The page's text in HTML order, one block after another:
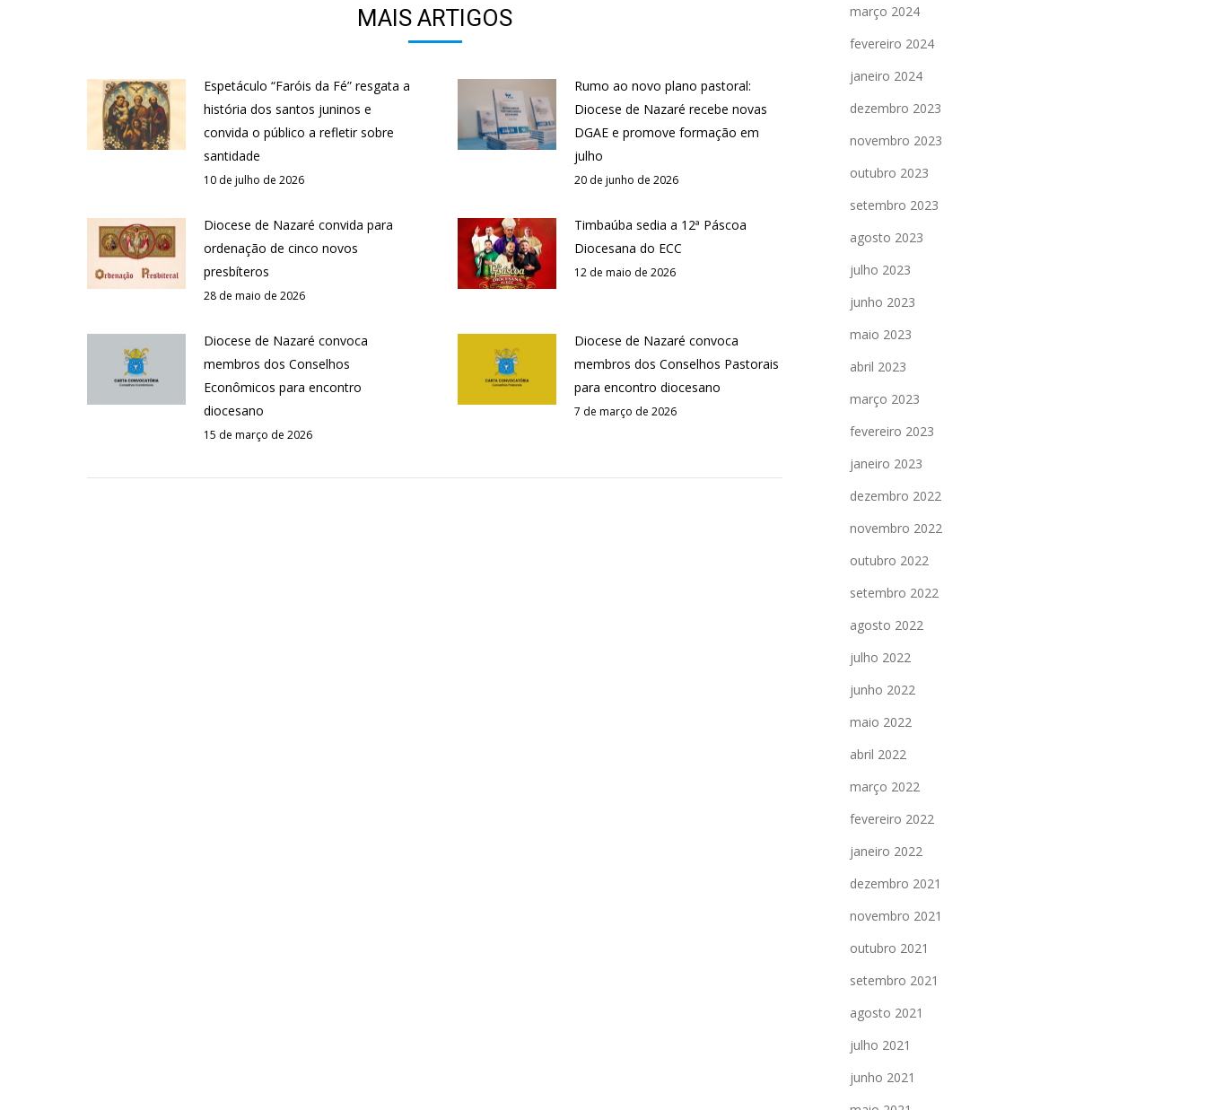
MAIS ARTIGOS
Espetáculo “Faróis da Fé” resgata a
história dos santos juninos e
convida o público a refletir sobre
santidade
10 de julho de 2026
Rumo ao novo plano pastoral:
Diocese de Nazaré recebe novas
DGAE e promove formação em
julho
20 de junho de 2026
Diocese de Nazaré convida para
ordenação de cinco novos
presbíteros
28 de maio de 2026
Timbaúba sedia a 12ª Páscoa
Diocesana do ECC
12 de maio de 2026
Diocese de Nazaré convoca
membros dos Conselhos
Econômicos para encontro
diocesano
15 de março de 2026
Diocese de Nazaré convoca
membros dos Conselhos Pastorais
para encontro diocesano
7 de março de 2026
março 2024
fevereiro 2024
janeiro 2024
dezembro 2023
novembro 2023
outubro 2023
setembro 2023
agosto 2023
julho 2023
junho 2023
maio 2023
abril 2023
março 2023
fevereiro 2023
janeiro 2023
dezembro 2022
novembro 2022
outubro 2022
setembro 2022
agosto 2022
julho 2022
junho 2022
maio 2022
abril 2022
março 2022
fevereiro 2022
janeiro 2022
dezembro 2021
novembro 2021
outubro 2021
setembro 2021
agosto 2021
julho 2021
junho 2021